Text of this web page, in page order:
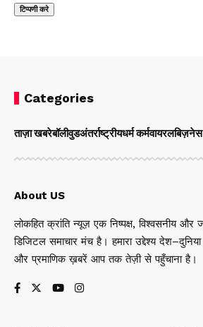
Categories
ताज़ा खबरेबॉलीवुडअंतर्राष्ट्रीयधर्म कर्मवायरलबिज़नेस
About US
लोकहित क्रांति न्यूज़ एक निष्पक्ष, विश्वसनीय और
डिजिटल समाचार मंच है। हमारा उद्देश्य
और प्रमाणिक ख़बरें आप तक तेज़ी से पहुँचाना है।